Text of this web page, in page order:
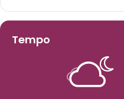
Tempo